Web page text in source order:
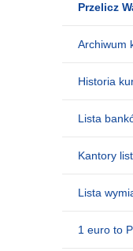
Przelicz
Archiwum
Historia
Lista
Kantory
Lista
1 euro to